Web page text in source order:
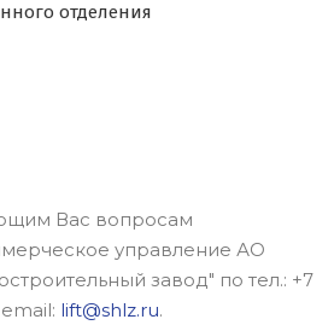
отделения
Вас вопросам
управление АО
завод" по тел.: +7
lift@shlz.ru.